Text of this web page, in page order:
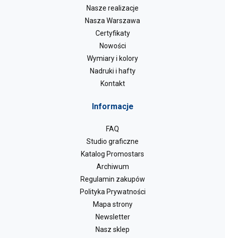
Nasze realizacje
Nasza Warszawa
Certyfikaty
Nowości
Wymiary i kolory
Nadruki i hafty
Kontakt
Informacje
FAQ
Studio graficzne
Katalog Promostars
Archiwum
Regulamin zakupów
Polityka Prywatności
Mapa strony
Newsletter
Nasz sklep